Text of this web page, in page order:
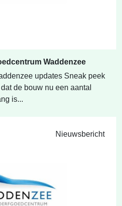
Waddenzee
updates Sneak peek
de bouw nu een aantal
is...
Nieuwsbericht